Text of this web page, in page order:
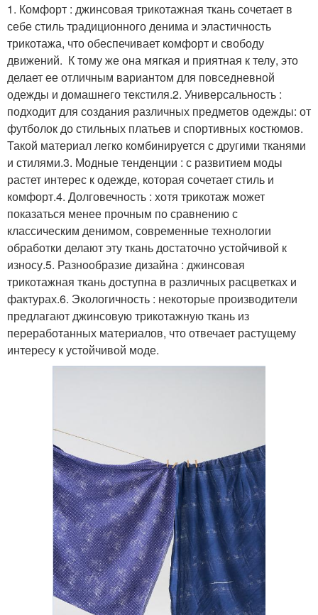
1. Комфорт : джинсовая трикотажная ткань сочетает в
себе стиль традиционного денима и эластичность
трикотажа, что обеспечивает комфорт и свободу
движений. К тому же она мягкая и приятная к телу, это
делает ее отличным вариантом для повседневной
одежды и домашнего текстиля.2. Универсальность :
подходит для создания различных предметов одежды: от
футболок до стильных платьев и спортивных костюмов.
Такой материал легко комбинируется с другими тканями
и стилями.3. Модные тенденции : с развитием моды
растет интерес к одежде, которая сочетает стиль и
комфорт.4. Долговечность : хотя трикотаж может
показаться менее прочным по сравнению с
классическим денимом, современные технологии
обработки делают эту ткань достаточно устойчивой к
износу.5. Разнообразие дизайна : джинсовая
трикотажная ткань доступна в различных расцветках и
фактурах.6. Экологичность : некоторые производители
предлагают джинсовую трикотажную ткань из
переработанных материалов, что отвечает растущему
интересу к устойчивой моде.